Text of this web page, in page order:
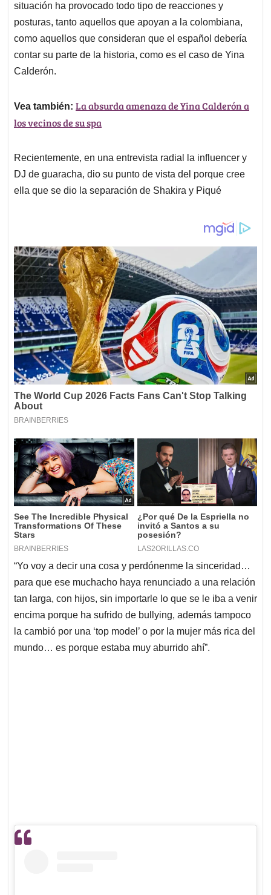
situación ha provocado todo tipo de reacciones y
posturas, tanto aquellos que apoyan a la colombiana,
como aquellos que consideran que el español debería
contar su parte de la historia, como es el caso de Yina
Calderón.
Vea también: La absurda amenaza de Yina Calderón a
los vecinos de su spa
Recientemente, en una entrevista radial la influencer y
DJ de guaracha, dio su punto de vista del porque cree
ella que se dio la separación de Shakira y Piqué
“Yo voy a decir una cosa y perdónenme la sinceridad…
para que ese muchacho haya renunciado a una relación
tan larga, con hijos, sin importarle lo que se le iba a venir
encima porque ha sufrido de bullying, además tampoco
la cambió por una ‘top model’ o por la mujer más rica del
mundo… es porque estaba muy aburrido ahí”.